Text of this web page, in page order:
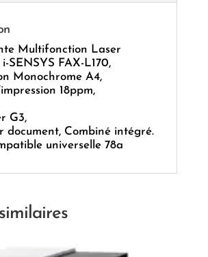
Multifonction Laser
SENSYS FAX-L170,
Monochrome A4,
18ppm,
G3,
document, Combiné intégré.
universelle 78a